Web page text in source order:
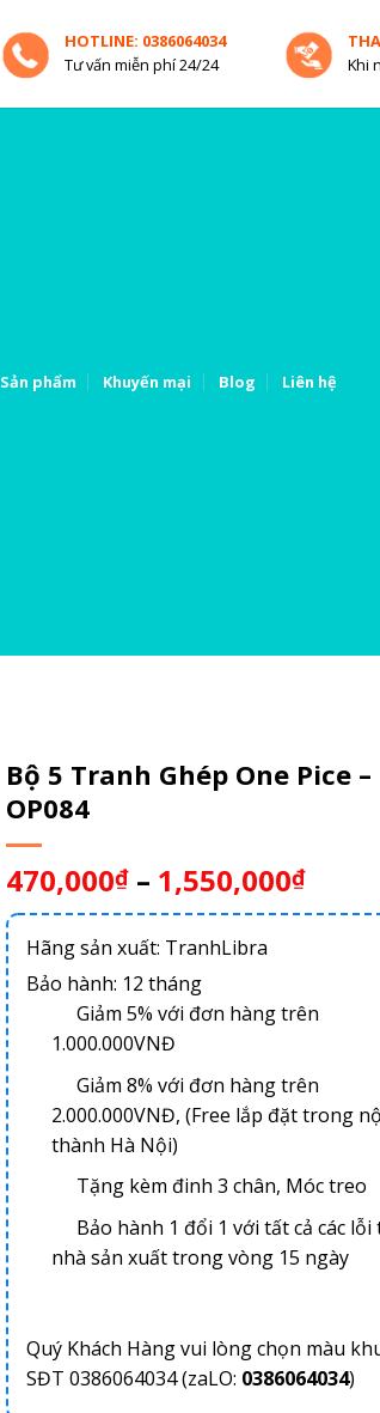
HOTLINE: 0386064034
Tư vấn miễn phí 24/24
Khi
Sản phẩm Khuyến mại Blog Liên hệ
Bộ 5 Tranh Ghép One Pice –
OP084
470,000₫– 1,550,000₫
Hãng sản xuất: TranhLibra
Bảo hành: 12 tháng
Giảm 5% với đơn hàng trên
1.000.000VNĐ
Giảm 8% với đơn hàng trên
2.000.000VNĐ, (Free lắp đặt trong
thành Hà Nội)
Tặng kèm đinh 3 chân, Móc treo
Bảo hành 1 đổi 1 với tất cả các lỗi
nhà sản xuất trong vòng 15 ngày
Quý Khách Hàng vui lòng chọn màu
SĐT 0386064034 (zaLO: 0386064034)